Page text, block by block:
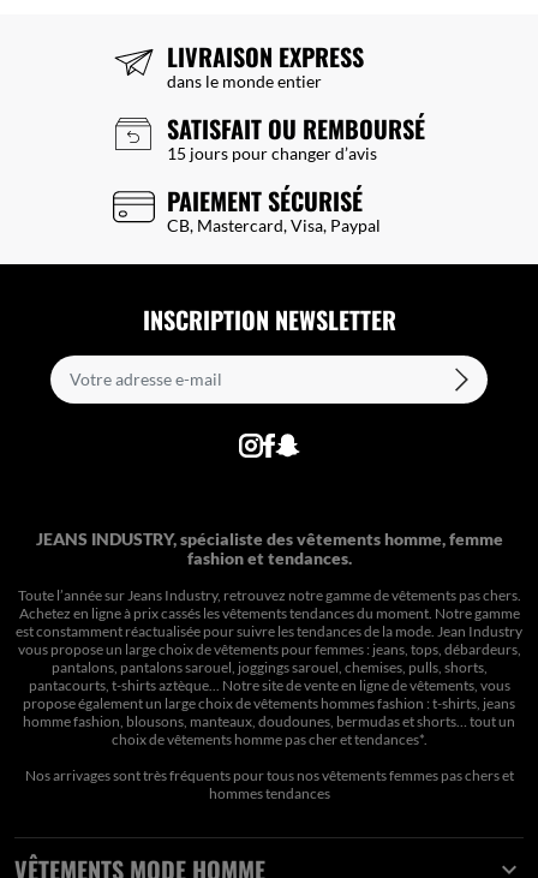
LIVRAISON EXPRESS
dans le monde entier
SATISFAIT OU REMBOURSÉ
15 jours pour changer d’avis
PAIEMENT SÉCURISÉ
CB, Mastercard, Visa, Paypal
INSCRIPTION NEWSLETTER
JEANS INDUSTRY, spécialiste des vêtements homme, femme
fashion et tendances.
Toute l’année sur Jeans Industry, retrouvez notre gamme de vêtements pas chers.
Achetez en ligne à prix cassés les vêtements tendances du moment. Notre gamme
est constamment réactualisée pour suivre les tendances de la mode. Jean Industry
vous propose un large choix de vêtements pour femmes : jeans, tops, débardeurs,
pantalons, pantalons sarouel, joggings sarouel, chemises, pulls, shorts,
pantacourts, t-shirts aztèque... Notre site de vente en ligne de vêtements, vous
propose également un large choix de vêtements hommes fashion : t-shirts, jeans
homme fashion, blousons, manteaux, doudounes, bermudas et shorts… tout un
choix devêtements homme pas cher et tendances*.
Nos arrivages sont très fréquents pour tous nosvêtements femmes pas cherset
hommes tendances
VÊTEMENTS MODE HOMME 